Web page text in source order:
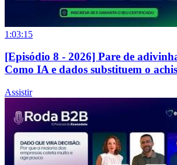
1:03:15
[Episódio 8 - 2026] Pare de
Como IA e dados substituem o
Assistir